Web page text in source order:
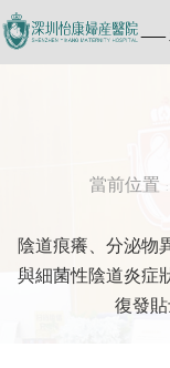
當前位置
陰道痕癢、分泌物
與細菌性陰道炎症
復發